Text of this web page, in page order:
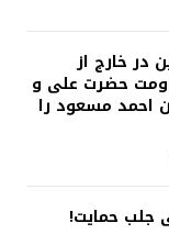
در خارج از
حضرت علی و
احمد مسعود را
جلب حمایت!